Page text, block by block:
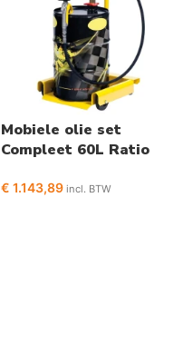
Mobiele olie set
Compleet 60L Ratio
€ 1.143,89 incl. BTW